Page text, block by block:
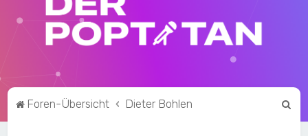
Foren-Übersicht Dieter Bohlen